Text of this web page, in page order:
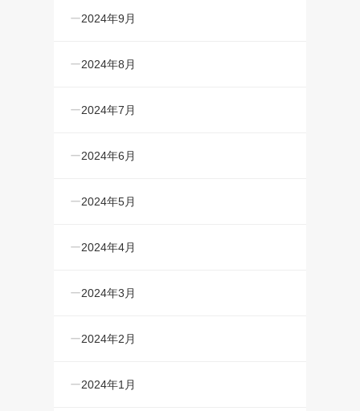
2024年9月
2024年8月
2024年7月
2024年6月
2024年5月
2024年4月
2024年3月
2024年2月
2024年1月